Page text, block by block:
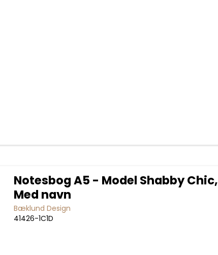
Notesbog A5 - Model Shabby Chic,
Med navn
Bæklund Design
41426-1C1D